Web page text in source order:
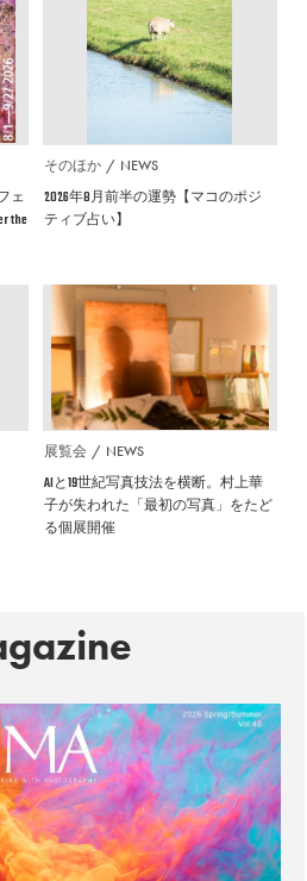
ェ
the
そのほか NEWS
2026年8月前半の運勢【マコのポジ
ティブ占い】
展覧会 NEWS
AIと19世紀写真技法を横断。村上華
子が失われた「最初の写真」をたど
る個展開催